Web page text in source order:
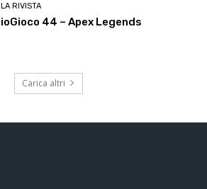
LA RIVISTA
ioGioco 44 – Apex Legends
Carica altri